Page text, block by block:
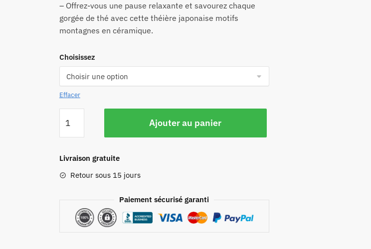
– Offrez-vous une pause relaxante et savourez chaque
gorgée de thé avec cette théière japonaise motifs
montagnes en céramique.
Choisissez
Effacer
Ajouter au panier
Livraison gratuite
Retour sous 15 jours
Paiement sécurisé garanti